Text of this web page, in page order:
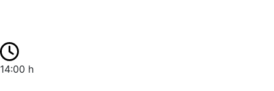
14:00 h